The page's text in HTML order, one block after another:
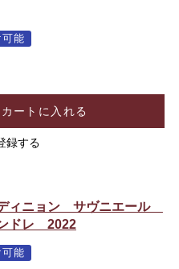
能
カートに入れる
録する
ィニョン サヴニエール
ドレ 2022
能